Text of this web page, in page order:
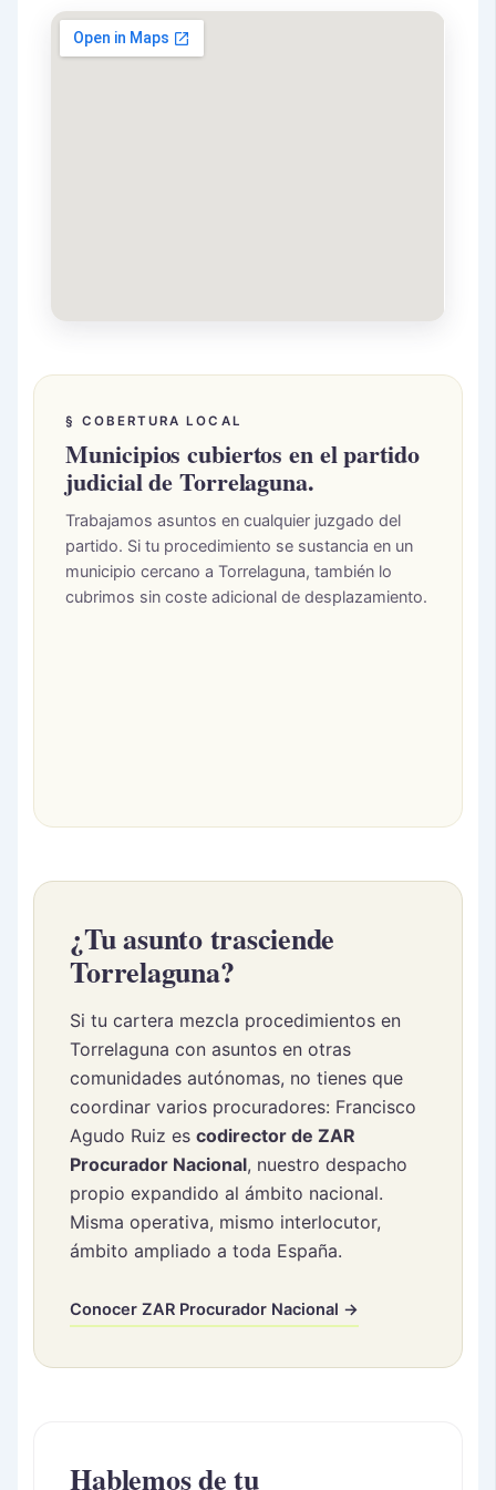
§ COBERTURA LOCAL
Municipios cubiertos en el partido
judicial de Torrelaguna.
Trabajamos asuntos en cualquier juzgado del
partido. Si tu procedimiento se sustancia en un
municipio cercano a Torrelaguna, también lo
cubrimos sin coste adicional de desplazamiento.
¿Tu asunto trasciende
Torrelaguna?
Si tu cartera mezcla procedimientos en
Torrelaguna con asuntos en otras
comunidades autónomas, no tienes que
coordinar varios procuradores: Francisco
Agudo Ruiz escodirector de ZAR
Procurador Nacional, nuestro despacho
propio expandido al ámbito nacional.
Misma operativa, mismo interlocutor,
ámbito ampliado a toda España.
Conocer ZAR Procurador Nacional →
Hablemos de tu